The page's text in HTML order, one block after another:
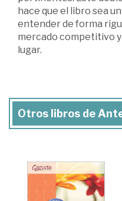
hace que el libro sea
entender de forma
mercado competitivo y
lugar.
Otros libros de